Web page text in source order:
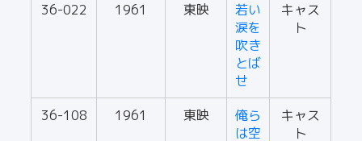
36-022 1961 東映
若い
涙を
吹き
とば
せ
キャス
ト
36-108 1961 東映
俺ら
は空
キャス
ト